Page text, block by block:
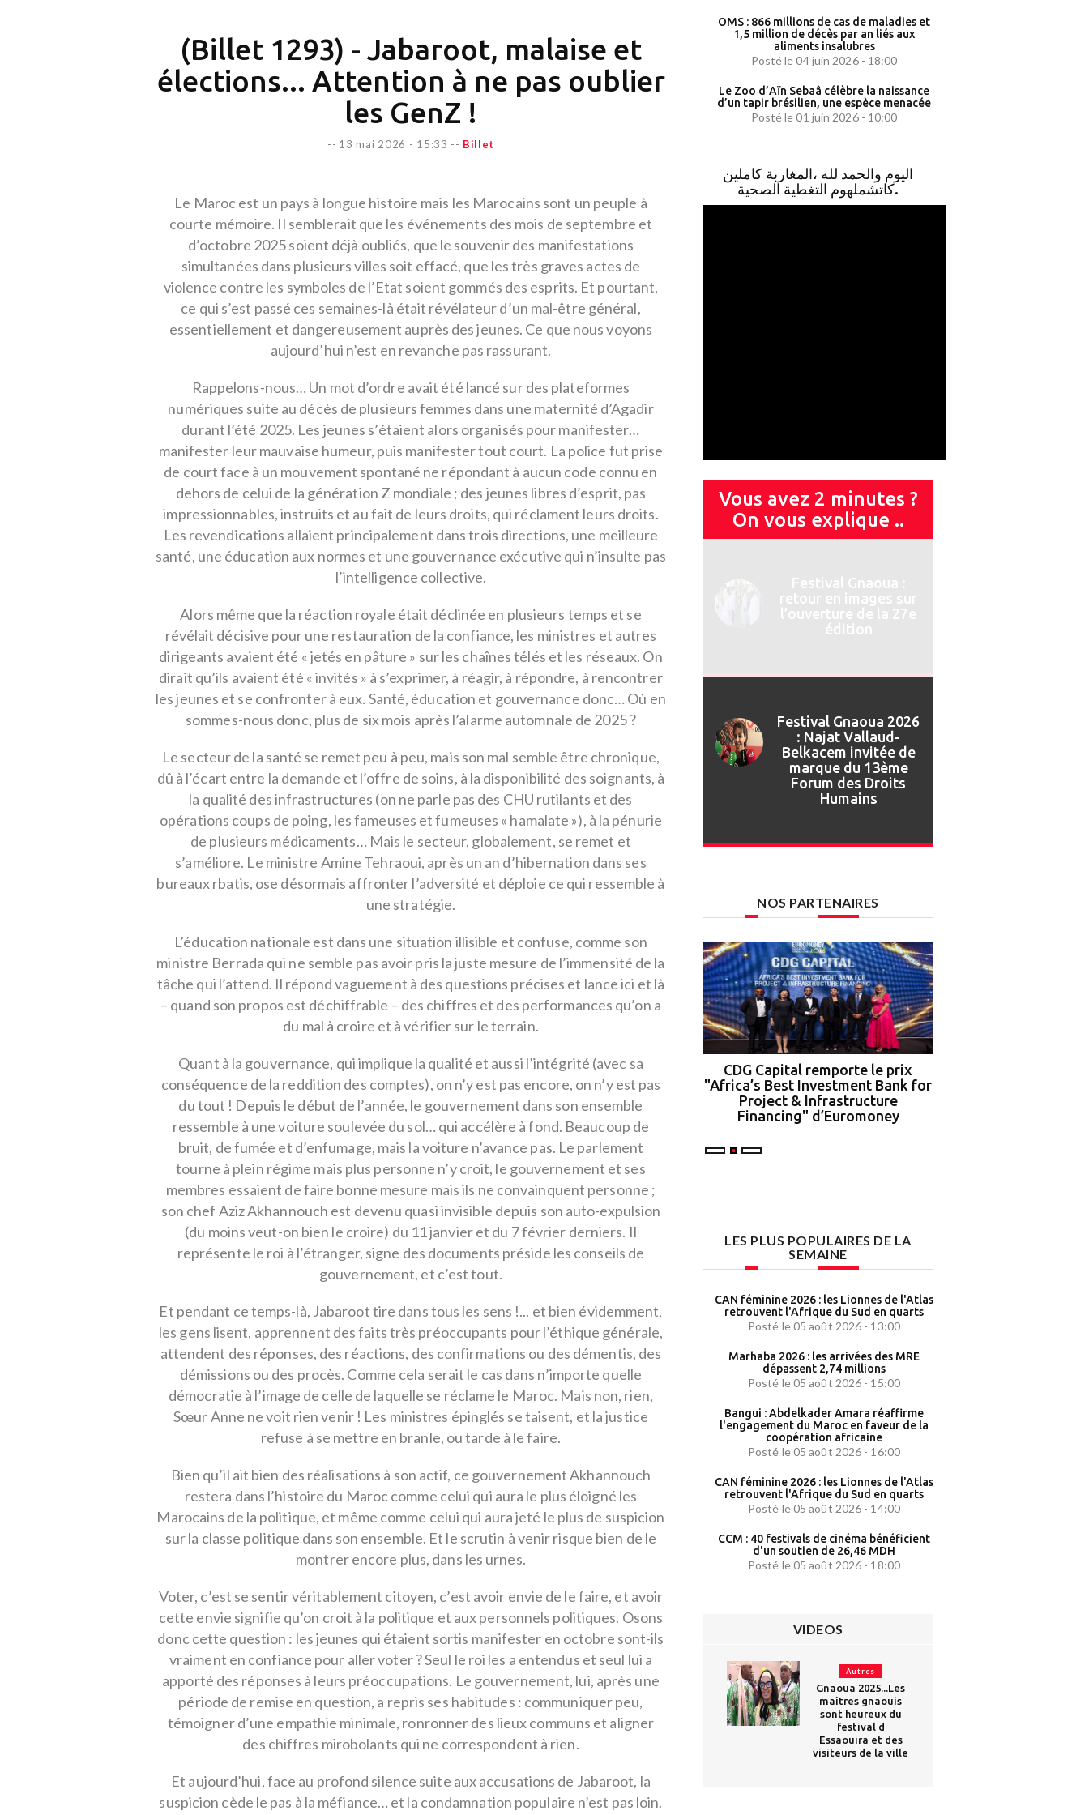
(Billet 1293) - Jabaroot, malaise et
élections... Attention à ne pas oublier
les GenZ !
-- 13 mai 2026 - 15:33 -- Billet
Le Maroc est un pays à longue histoire mais les Marocains sont un peuple à
courte mémoire. Il semblerait que les événements des mois de septembre et
d’octobre 2025 soient déjà oubliés, que le souvenir des manifestations
simultanées dans plusieurs villes soit effacé, que les très graves actes de
violence contre les symboles de l’Etat soient gommés des esprits. Et pourtant,
ce qui s’est passé ces semaines-là était révélateur d’un mal-être général,
essentiellement et dangereusement auprès des jeunes. Ce que nous voyons
aujourd’hui n’est en revanche pas rassurant.
Rappelons-nous… Un mot d’ordre avait été lancé sur des plateformes
numériques suite au décès de plusieurs femmes dans une maternité d’Agadir
durant l’été 2025. Les jeunes s’étaient alors organisés pour manifester…
manifester leur mauvaise humeur, puis manifester tout court. La police fut prise
de court face à un mouvement spontané ne répondant à aucun code connu en
dehors de celui de la génération Z mondiale ; des jeunes libres d’esprit, pas
impressionnables, instruits et au fait de leurs droits, qui réclament leurs droits.
Les revendications allaient principalement dans trois directions, une meilleure
santé, une éducation aux normes et une gouvernance exécutive qui n’insulte pas
l’intelligence collective.
Alors même que la réaction royale était déclinée en plusieurs temps et se
révélait décisive pour une restauration de la confiance, les ministres et autres
dirigeants avaient été « jetés en pâture » sur les chaînes télés et les réseaux. On
dirait qu’ils avaient été « invités » à s’exprimer, à réagir, à répondre, à rencontrer
les jeunes et se confronter à eux. Santé, éducation et gouvernance donc… Où en
sommes-nous donc, plus de six mois après l’alarme automnale de 2025 ?
Le secteur de la santé se remet peu à peu, mais son mal semble être chronique,
dû à l’écart entre la demande et l’offre de soins, à la disponibilité des soignants, à
la qualité des infrastructures (on ne parle pas des CHU rutilants et des
opérations coups de poing, les fameuses et fumeuses « hamalate »), à la pénurie
de plusieurs médicaments… Mais le secteur, globalement, se remet et
s’améliore. Le ministre Amine Tehraoui, après un an d’hibernation dans ses
bureaux rbatis, ose désormais affronter l’adversité et déploie ce qui ressemble à
une stratégie.
L’éducation nationale est dans une situation illisible et confuse, comme son
ministre Berrada qui ne semble pas avoir pris la juste mesure de l’immensité de la
tâche qui l’attend. Il répond vaguement à des questions précises et lance ici et là
– quand son propos est déchiffrable – des chiffres et des performances qu’on a
du mal à croire et à vérifier sur le terrain.
Quant à la gouvernance, qui implique la qualité et aussi l’intégrité (avec sa
conséquence de la reddition des comptes), on n’y est pas encore, on n’y est pas
du tout ! Depuis le début de l’année, le gouvernement dans son ensemble
ressemble à une voiture soulevée du sol… qui accélère à fond. Beaucoup de
bruit, de fumée et d’enfumage, mais la voiture n’avance pas. Le parlement
tourne à plein régime mais plus personne n’y croit, le gouvernement et ses
membres essaient de faire bonne mesure mais ils ne convainquent personne ;
son chef Aziz Akhannouch est devenu quasi invisible depuis son auto-expulsion
(du moins veut-on bien le croire) du 11 janvier et du 7 février derniers. Il
représente le roi à l’étranger, signe des documents préside les conseils de
gouvernement, et c’est tout.
Et pendant ce temps-là, Jabaroot tire dans tous les sens !... et bien évidemment,
les gens lisent, apprennent des faits très préoccupants pour l’éthique générale,
attendent des réponses, des réactions, des confirmations ou des démentis, des
démissions ou des procès. Comme cela serait le cas dans n’importe quelle
démocratie à l’image de celle de laquelle se réclame le Maroc. Mais non, rien,
Sœur Anne ne voit rien venir ! Les ministres épinglés se taisent, et la justice
refuse à se mettre en branle, ou tarde à le faire.
Bien qu’il ait bien des réalisations à son actif, ce gouvernement Akhannouch
restera dans l’histoire du Maroc comme celui qui aura le plus éloigné les
Marocains de la politique, et même comme celui qui aura jeté le plus de suspicion
sur la classe politique dans son ensemble. Et le scrutin à venir risque bien de le
montrer encore plus, dans les urnes.
Voter, c’est se sentir véritablement citoyen, c’est avoir envie de le faire, et avoir
cette envie signifie qu’on croit à la politique et aux personnels politiques. Osons
donc cette question : les jeunes qui étaient sortis manifester en octobre sont-ils
vraiment en confiance pour aller voter ? Seul le roi les a entendus et seul lui a
apporté des réponses à leurs préoccupations. Le gouvernement, lui, après une
période de remise en question, a repris ses habitudes : communiquer peu,
témoigner d’une empathie minimale, ronronner des lieux communs et aligner
des chiffres mirobolants qui ne correspondent à rien.
Et aujourd’hui, face au profond silence suite aux accusations de Jabaroot, la
suspicion cède le pas à la méfiance… et la condamnation populaire n’est pas loin.
OMS : 866 millions de cas de maladies et
1,5 million de décès par an liés aux
aliments insalubres
Posté le 04 juin 2026 - 18:00
Le Zoo d’Aïn Sebaâ célèbre la naissance
d’un tapir brésilien, une espèce menacée
Posté le 01 juin 2026 - 10:00
اليوم والحمد لله ،المغاربة كاملين
كاتشملهوم التغطية الصحية.
Vous avez 2 minutes ?
On vous explique ..
Festival Gnaoua 2026
: Najat Vallaud-
Belkacem invitée de
marque du 13ème
Festival Gnaoua :
retour en images sur
l’ouverture de la 27e
édition
NOS PARTENAIRES
Rabat : le campus de l'UM6P
accueille la 2ᵉ cohorte du
programme LEAD
CDG Capital remporte le prix
"Africa’s Best Investment Bank for
Project & Infrastructure
Financing" d’Euromoney
LES PLUS POPULAIRES DE LA
SEMAINE
CAN féminine 2026 : les Lionnes de l'Atlas
retrouvent l'Afrique du Sud en quarts
Posté le 05 août 2026 - 13:00
Marhaba 2026 : les arrivées des MRE
dépassent 2,74 millions
Posté le 05 août 2026 - 15:00
Bangui : Abdelkader Amara réaffirme
l'engagement du Maroc en faveur de la
coopération africaine
Posté le 05 août 2026 - 16:00
CAN féminine 2026 : les Lionnes de l'Atlas
retrouvent l'Afrique du Sud en quarts
Posté le 05 août 2026 - 14:00
CCM : 40 festivals de cinéma bénéficient
d'un soutien de 26,46 MDH
Posté le 05 août 2026 - 18:00
VIDEOS
Autres
Gnaoua 2025...Les
maîtres gnaouis
sont heureux du
festival d
Essaouira et des
visiteurs de la ville